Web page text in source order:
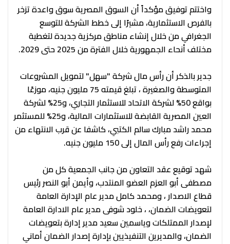
واختتم توفيق مؤكداً أن السوق المصرية سوق واعدة تزخر
بالفرص الاستثمارية، مشيرًا إلى خطط الشركة للتوسع
الجغرافي من خلال إنشاء مناطق مركزية جديدة لتغطية
مختلف أنحاء الجمهورية خلال الفترة من 2025 حتى 2029.
جدير بالذكر أن رأس مال شركة "سهل" لتمويل المشروعات
المتوسطة والصغيرة ، تبلغ قيمته 75 مليون جنيه، موزعًا
بواقع 50% لشركة الاتحاد للاستثمار التجاري، و25% لشركة
العين المصرية القابضة للاستثمارات المالية، و25% للمستثمر
محمد راشد مبارك سالم الكتبي، كاشفا عن قرب الانتهاء من
إجراءات رفع رأس المال إلى 150 مليون جنيه.
شهد توقيع عقد التعاون من جانب الجمعية كل من
مصطفى أبو العزم العضو المنتدب، وأيمن أبو النصر رئيس
قطاع الاصدار ، ومحمد كامل مدير عام الإدارة العامة
لتعويضات الضمان، ، خلود شوفى مدير عام الادارة العامة
لإصدار الممتلكات وياسمين سعيد مدير إدارة بتعويضات
الضمان، والمديرين التنفيذيين بإدارة إصدار الضمان أماني